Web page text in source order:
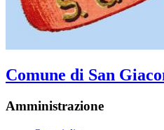
Comune di San
Amministrazione